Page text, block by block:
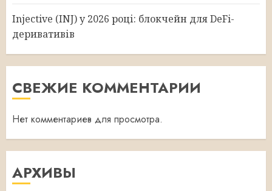
Injective (INJ) у 2026 році: блокчейн для DeFi-
деривативів
СВЕЖИЕ КОММЕНТАРИИ
Нет комментариев для просмотра.
АРХИВЫ